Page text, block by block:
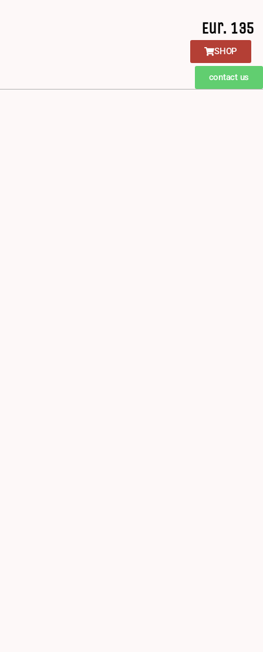
Eur. 135
SHOP
contact us